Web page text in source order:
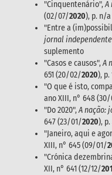
"Cinquentenário",A
(02/07/2020), p. n/
"Entre a
jornal independente
suplemento
"Casos e causos",A
651 (20/02/2020),
"O que é isto,
ano XIII, n° 648
"Do 2020",A nação:
647 (23/01/2020),
"Janeiro, aqui e
XIII, n° 645 (09/01/
"Crónica
XII, n° 641 (12/12/